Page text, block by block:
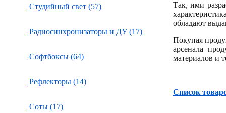
Студийный свет (57)
Радиосинхронизаторы и ДУ (17)
Софтбоксы (64)
Рефлекторы (14)
Соты (17)
Так, ими
обладают
Покупая
арсенала
материалов и
Список